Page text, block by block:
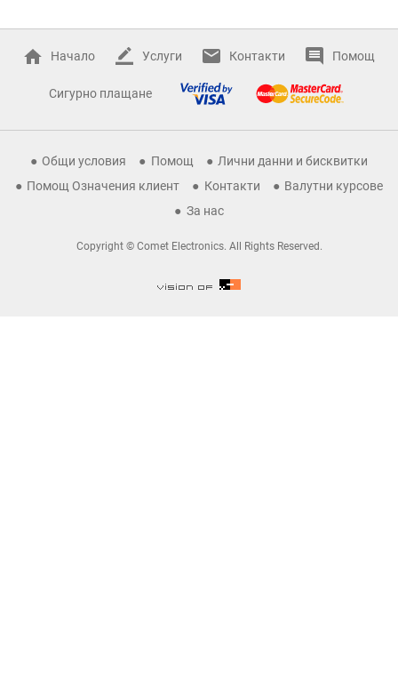
Начало Услуги Контакти Помощ
Сигурно плащане
Общи условия Помощ
Лични данни и бисквитки
Помощ Означения клиент
Контакти
Валутни курсове
За нас
Copyright © Comet Electronics. All Rights Reserved.